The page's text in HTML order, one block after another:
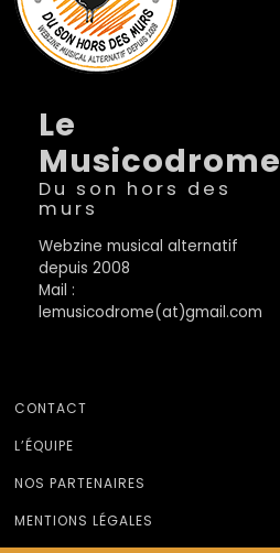
Le
Musicodrome
Du son hors des
murs
Webzine musical alternatif
depuis 2008
Mail :
lemusicodrome(at)gmail.com
CONTACT
L’ÉQUIPE
NOS PARTENAIRES
MENTIONS LÉGALES